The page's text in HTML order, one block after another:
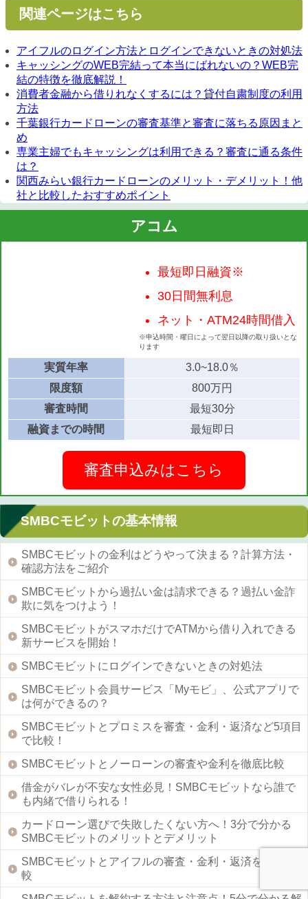
関連ページはこちら
アイフルのログイン方法とログインできないときの対処法
キャッシングのWEB完結って本当にばれないの？WEB完
結の特徴を徹底解説！
消費者金融から借りれなくするには？貸付自粛制度の利用
方法
千葉銀行カードローンの審査基準と審査に落ちる原因まと
め
専業主婦でもキャッシングは利用できる？審査に通る条件
は？
関西みらい銀行カードローンのメリット・デメリット！他
社と比較したおすすめポイント
アコム
最短即日融資※
30日間無利息
ネット・ATM24時間借入
※申込時間・曜日によって翌日以降の取り扱いとな
ります
実質年率
3.0~18.0％
限度額
800万円
審査時間
最短30分
融資までの時間
最短即日
審査申込みはこちら
SMBCモビットの基本情報
SMBCモビットの金利はどうやって決まる？計算方法・
確認方法をご紹介
SMBCモビットから過払い金は請求できる？過払い金詐
欺に気をつけよう！
SMBCモビットがスマホだけでATMから借り入れできる
新サービスを開始！
SMBCモビットにログインできないときの対処法
SMBCモビット会員サービス「Myモビ」、公式アプリで
は何ができるの？
SMBCモビットとプロミスを審査・金利・返済など5項目
で比較！
SMBCモビットとノーローンの審査や金利を徹底比較
借金がバレが不安な女性必見！SMBCモビットなら誰で
も内緒で借りられる！
カードローン選びで失敗したくない方へ！3分で分かる
SMBCモビットのメリットとデメリット
SMBCモビットとアイフルの審査・金利・返済を徹底比
較